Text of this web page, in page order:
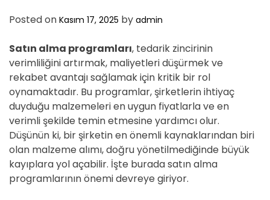
Posted on Kasım 17, 2025 by admin
Satın alma programları, tedarik zincirinin
verimliliğini artırmak, maliyetleri düşürmek ve
rekabet avantajı sağlamak için kritik bir rol
oynamaktadır. Bu programlar, şirketlerin ihtiyaç
duyduğu malzemeleri en uygun fiyatlarla ve en
verimli şekilde temin etmesine yardımcı olur.
Düşünün ki, bir şirketin en önemli kaynaklarından biri
olan malzeme alımı, doğru yönetilmediğinde büyük
kayıplara yol açabilir. İşte burada satın alma
programlarının önemi devreye giriyor.